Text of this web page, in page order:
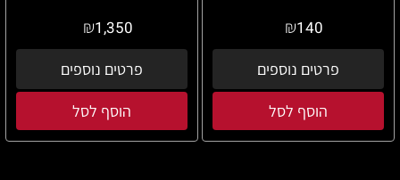
₪140
פרטים נוספים
הוסף לסל
₪1,350
פרטים נוספים
הוסף לסל